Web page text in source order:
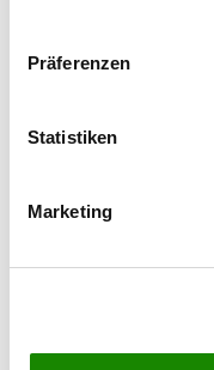
Präferenzen
Statistiken
Marketing
E-Mail:
Offer:
Exercise times